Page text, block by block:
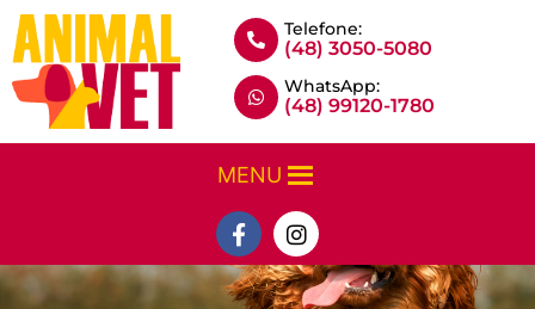
Telefone:
(48) 3050-5080
WhatsApp:
(48) 99120-1780
MENU